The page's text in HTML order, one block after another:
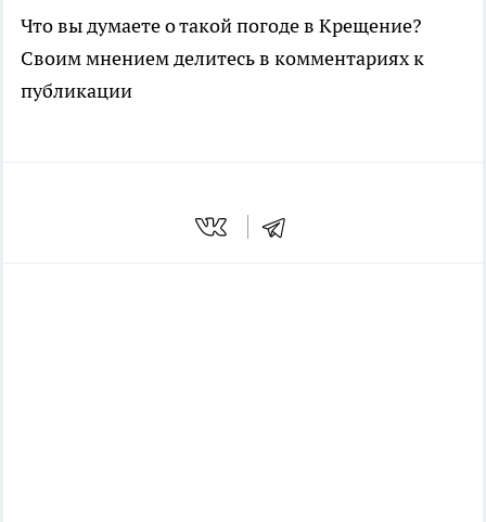
Что вы думаете о такой погоде в Крещение?
Своим мнением делитесь в комментариях к
публикации